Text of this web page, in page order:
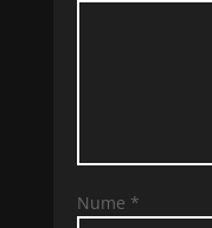
Nume *